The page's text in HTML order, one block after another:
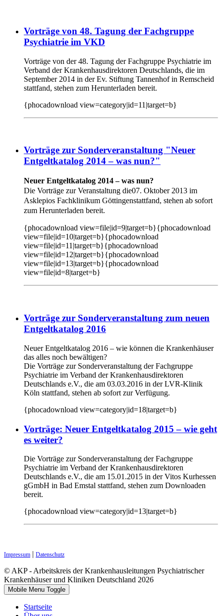
Vorträge von 48. Tagung der Fachgruppe
Psychiatrie im VKD
Vorträge von der 48. Tagung der Fachgruppe Psychiatrie im
Verband der Krankenhausdirektoren Deutschlands, die im
September 2014 in der Ev. Stiftung Tannenhof in Remscheid
stattfand, stehen zum Herunterladen bereit.
{phocadownload view=category|id=11|target=b}
Vorträge zur Sonderveranstaltung "Neuer
Entgeltkatalog 2014 – was nun?"
Neuer Entgeltkatalog 2014 – was nun?
Die Vorträge zur Veranstaltung die07. Oktober 2013 im
Asklepios Fachklinikum Göttingenstattfand, stehen ab sofort
zum Herunterladen bereit.
{phocadownload view=file|id=9|target=b}{phocadownload
view=file|id=10|target=b}{phocadownload
view=file|id=11|target=b}{phocadownload
view=file|id=12|target=b}{phocadownload
view=file|id=13|target=b}{phocadownload
view=file|id=8|target=b}
Vorträge zur Sonderveranstaltung zum neuen
Entgeltkatalog 2016
Neuer Entgeltkatalog 2016 – wie können die Krankenhäuser
das alles noch bewältigen?
Die Vorträge zur Sonderveranstaltung der Fachgruppe
Psychiatrie im Verband der Krankenhausdirektoren
Deutschlands e.V., die am 03.03.2016 in der LVR-Klinik
Köln stattfand, stehen ab sofort zur Verfügung.
{phocadownload view=category|id=18|target=b}
Vorträge: Neuer Entgeltkatalog 2015 – wie geht
es weiter?
Die Vorträge zur Sonderveranstaltung der Fachgruppe
Psychiatrie im Verband der Krankenhausdirektoren
Deutschlands e.V., die am 15.01.2015 in der Vitos Kurhessen
gGmbH in Bad Emstal stattfand, stehen zum Downloaden
bereit.
{phocadownload view=category|id=13|target=b}
Impressum | Datenschutz
© AKP - Arbeitskreis der Krankenhausleitungen Psychiatrischer
Krankenhäuser und Kliniken Deutschland 2026
Mobile Menu Toggle
Startseite